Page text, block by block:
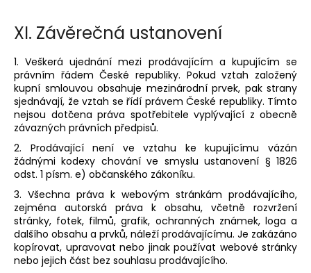
XI. Závěrečná ustanovení
1. Veškerá ujednání mezi prodávajícím a kupujícím se
právním řádem České republiky. Pokud vztah založený
kupní smlouvou obsahuje mezinárodní prvek, pak strany
sjednávají, že vztah se řídí právem České republiky. Tímto
nejsou dotčena práva spotřebitele vyplývající z obecně
závazných právních předpisů.
2. Prodávající není ve vztahu ke kupujícímu vázán
žádnými kodexy chování ve smyslu ustanovení § 1826
odst. 1 písm. e) občanského zákoníku.
3. Všechna práva k webovým stránkám prodávajícího,
zejména autorská práva k obsahu, včetně rozvržení
stránky, fotek, filmů, grafik, ochranných známek, loga a
dalšího obsahu a prvků, náleží prodávajícímu. Je zakázáno
kopírovat, upravovat nebo jinak používat webové stránky
nebo jejich část bez souhlasu prodávajícího.